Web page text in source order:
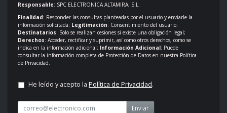
Responsable: SPC ELECTRONICA ALTAMIRA, S.L.
Finalidad: Responder las consultas planteadas por el usuario y enviarle la
información solicitada; Legitimación: Consentimiento del usuario;
Destinatarios: Solo se realizan cesiones si existe una obligación legal;
Derechos: Acceder, rectificar y suprimir, así como otros derechos, como se
indica en la información adicional; Información Adicional: Puede
consultar la información completa de Protección de Datos en nuestra Política
de Privacidad
He leído y acepto la Política de Privacidad.
Enviar